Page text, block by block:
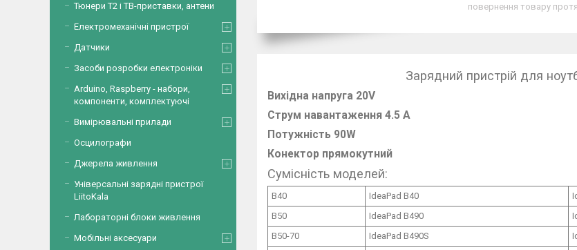
повернення товару
Зарядний пристрій для
Вихідна напруга 20V
Струм навантаження 4.5 A
Потужність 90W
Конектор прямокутний
Сумісність моделей:
B40 IdeaPad B40
B50
IdeaPad B490
B50-70
IdeaPad B490S
Тюнери Т2 і ТВ-приставки, антени
Електромеханічні пристрої
Датчики
Засоби розробки електроніки
Arduino, Raspberry - набори,
компоненти, комплектуючі
Вимірювальні прилади
Осцилографи
Джерела живлення
Універсальні зарядні пристрої
LiitoKala
Лабораторні блоки живлення
Мобільні аксесуари